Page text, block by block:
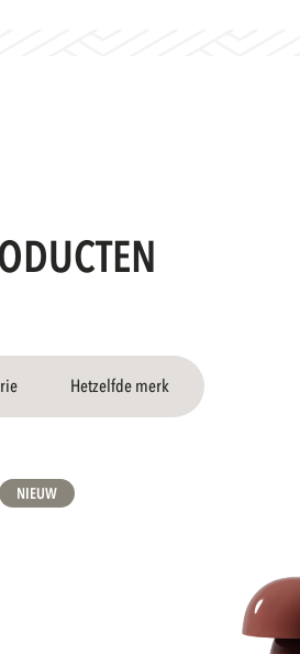
Hetzelfde merk
NIEUW